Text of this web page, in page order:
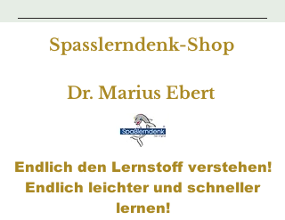
Spasslerndenk-Shop
Dr. Marius Ebert
Endlich den Lernstoff verstehen!
Endlich leichter und schneller
lernen!